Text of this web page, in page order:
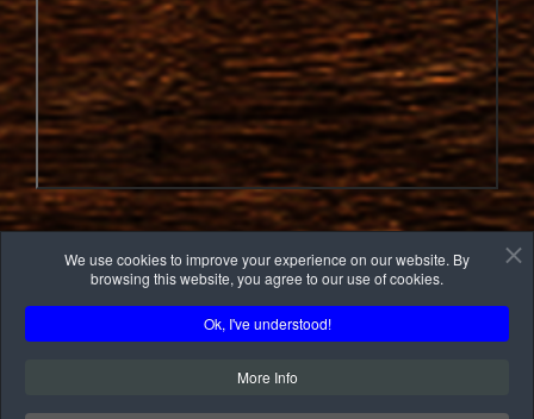
Copyright © 2026 BOIS RICH’ART .
We use cookies to improve your experience on our website. By
browsing this website, you agree to our use of cookies.
Ok, I've understood!
More Info